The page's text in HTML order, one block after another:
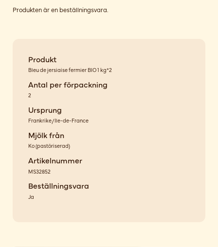
Produkten är en beställningsvara.
Produkt
Bleu de jersiaise fermier BIO 1 kg*2
Antal per förpackning
2
Ursprung
Frankrike/Ile-de-France
Mjölk från
Ko(pastöriserad)
Artikelnummer
MS32852
Beställningsvara
Ja